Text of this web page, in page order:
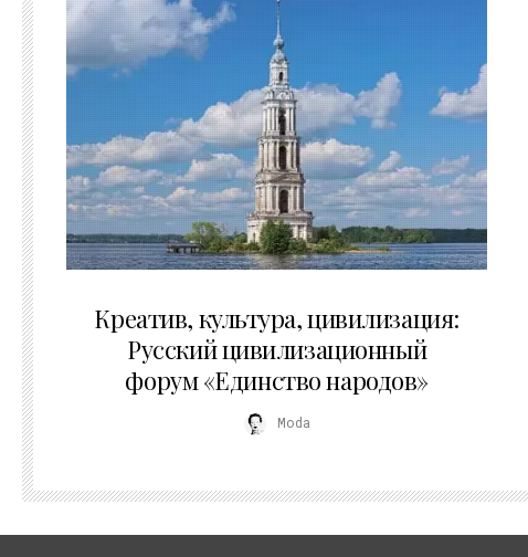
Креатив, культура, цивилизация:
Русский цивилизационный
форум «Единство народов»
Moda